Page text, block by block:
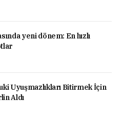
yeni dönem: En hızlı
Uyuşmazlıkları Bitirmek İçin
Aldı